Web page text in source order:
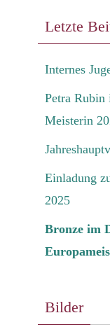
Letzte
Internes
Petra Rubin
Meisterin
Einladung
2025
Bronze im
Bilder